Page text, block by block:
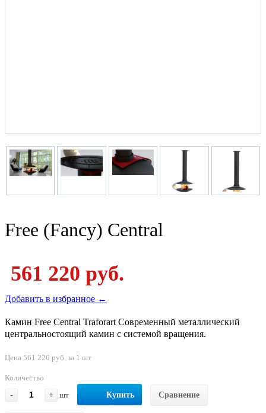
Free (Fancy) Central
561 220 руб.
Добавить в избранное ←
Камин Free Central Traforart Современный металлический
центральностоящий камин с системой вращения.
Цена 561 220 руб. за 1 шт
Количество
-
+ шт Купить Сравнение